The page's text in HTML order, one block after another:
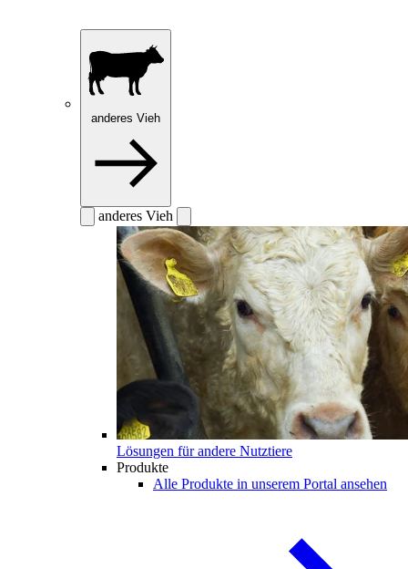
anderes Vieh
anderes Vieh
Lösungen für andere Nutztiere
Produkte
Alle Produkte in unserem Portal ansehen